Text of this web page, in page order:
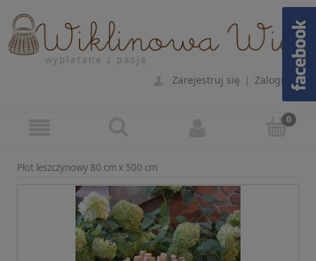
Zarejestruj się | Zaloguj się
Płot leszczynowy 80 cm x 500 cm